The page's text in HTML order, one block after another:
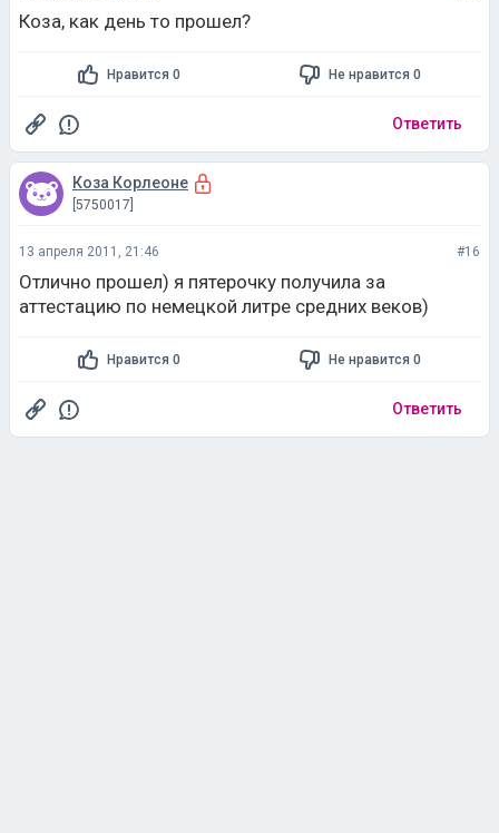
Коза, как день то прошел?
Нравится 0 Не нравится 0
Ответить
Коза Корлеоне
[5750017]
13 апреля 2011, 21:46 #16
Отлично прошел) я пятерочку получила за
аттестацию по немецкой литре средних веков)
Нравится 0 Не нравится 0
Ответить